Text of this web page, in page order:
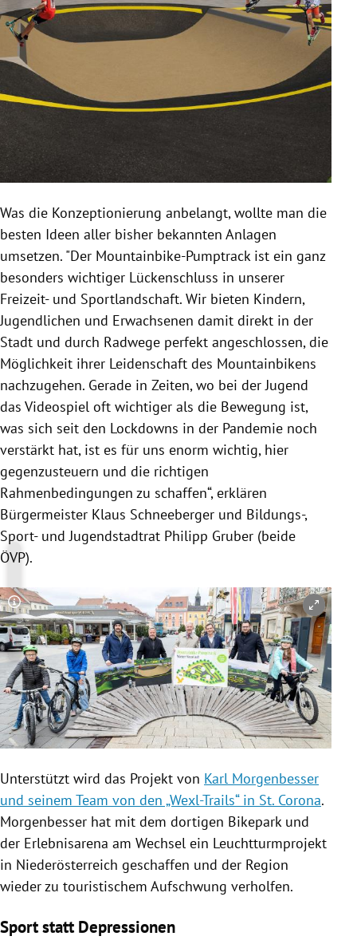
Was die Konzeptionierung anbelangt, wollte man die
besten Ideen aller bisher bekannten Anlagen
umsetzen. "Der Mountainbike-Pumptrack ist ein ganz
besonders wichtiger Lückenschluss in unserer
Freizeit- und Sportlandschaft. Wir bieten Kindern,
Jugendlichen und Erwachsenen damit direkt in der
Stadt und durch Radwege perfekt angeschlossen, die
Möglichkeit ihrer Leidenschaft des Mountainbikens
nachzugehen. Gerade in Zeiten, wo bei der Jugend
das Videospiel oft wichtiger als die Bewegung ist,
was sich seit den Lockdowns in der Pandemie noch
verstärkt hat, ist es für uns enorm wichtig, hier
gegenzusteuern und die richtigen
Rahmenbedingungen zu schaffen“, erklären
Bürgermeister Klaus Schneeberger und Bildungs-,
Sport- und Jugendstadtrat Philipp Gruber (beide
ÖVP).
Copyright-Hinweis öffnen/schließen
Unterstützt wird das Projekt von Karl Morgenbesser
und seinem Team von den „Wexl-Trails“ in St. Corona.
Morgenbesser hat mit dem dortigen Bikepark und
der Erlebnisarena am Wechsel ein Leuchtturmprojekt
in Niederösterreich geschaffen und der Region
wieder zu touristischem Aufschwung verholfen.
Sport statt Depressionen